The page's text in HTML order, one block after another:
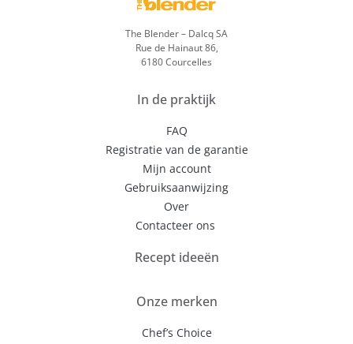
The Blender – Dalcq SA
Rue de Hainaut 86,
6180 Courcelles
In de praktijk
FAQ
Registratie van de garantie
Mijn account
Gebruiksaanwijzing
Over
Contacteer ons
Recept ideeën
Onze merken
Chef’s Choice